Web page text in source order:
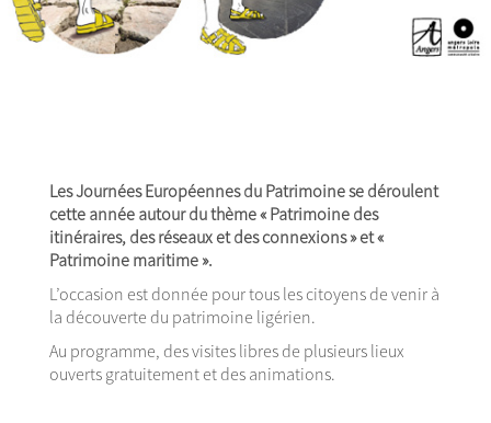
Les Journées Européennes du Patrimoine se déroulent
cette année autour du thème « Patrimoine des
itinéraires, des réseaux et des connexions » et «
Patrimoine maritime ».
L’occasion est donnée pour tous les citoyens de venir à
la découverte du patrimoine ligérien.
Au programme, des visites libres de plusieurs lieux
ouverts gratuitement et des animations.